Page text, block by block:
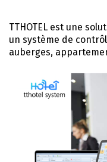
TTHOTEL est une
un système de
auberges,